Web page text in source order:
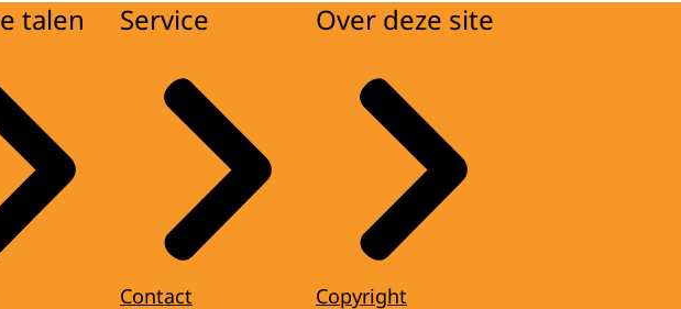
talen Service
Contact
Over deze site
Copyright